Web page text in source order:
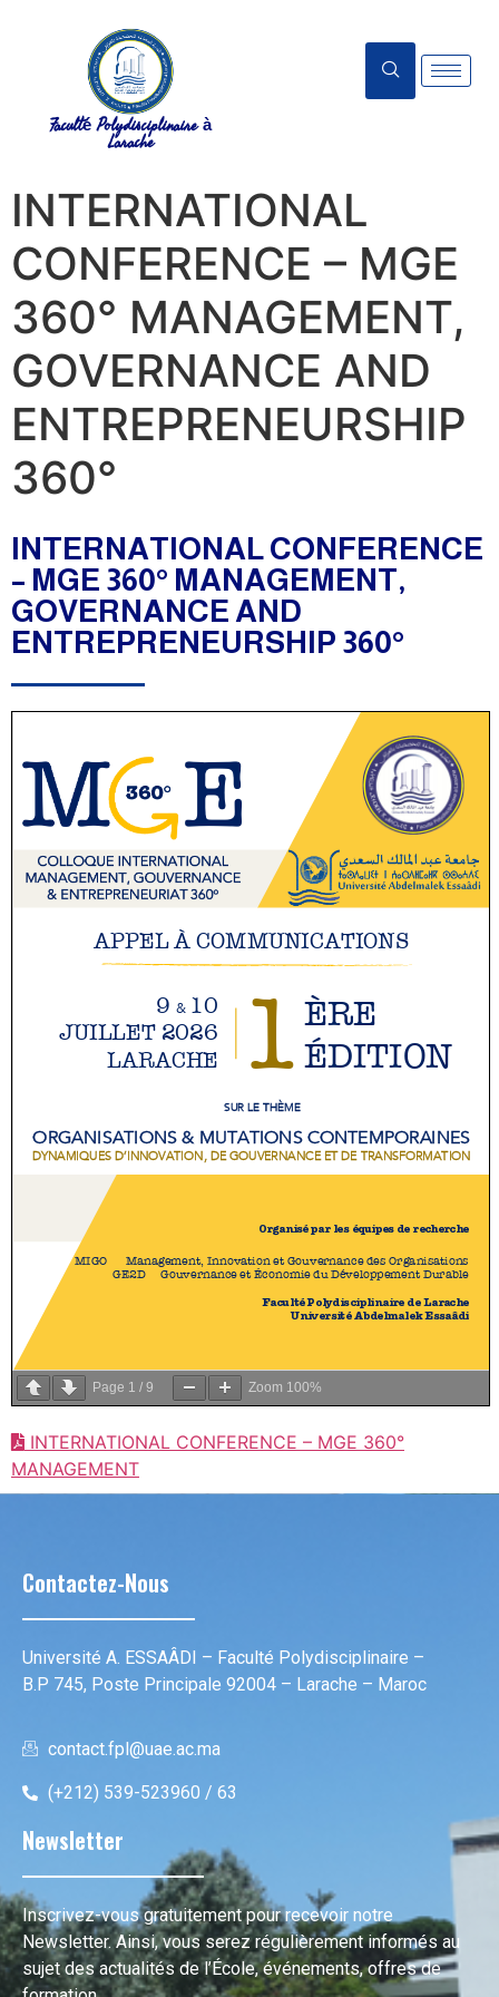
Faculté Polydisciplinaire à
Larache
INTERNATIONAL
CONFERENCE – MGE
360° MANAGEMENT,
GOVERNANCE AND
ENTREPRENEURSHIP
360°
INTERNATIONAL CONFERENCE
– MGE 360° MANAGEMENT,
GOVERNANCE AND
ENTREPRENEURSHIP 360°
Page 1 / 9 Zoom 100%
INTERNATIONAL CONFERENCE – MGE 360°
MANAGEMENT
Contactez-Nous
Université A. ESSAÂDI – Faculté Polydisciplinaire –
B.P 745, Poste Principale 92004 – Larache – Maroc
contact.fpl@uae.ac.ma
(+212) 539-523960 / 63
Newsletter
Inscrivez-vous gratuitement pour recevoir notre
Newsletter. Ainsi, vous serez régulièrement informés au
sujet des actualités de l’École, événements, offres de